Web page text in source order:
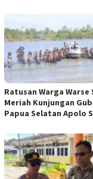
Ratusan Warga Warse
Meriah Kunjungan
Papua Selatan Apolo